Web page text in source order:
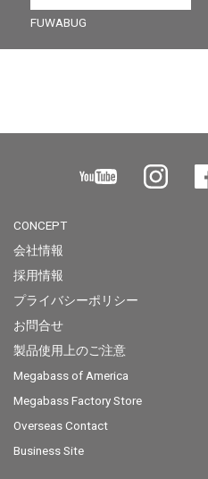
FUWABUG
CONCEPT
会社情報
採用情報
プライバシーポリシー
お問合せ
製品使用上のご注意
Megabass of America
Megabass Factory Store
Overseas Contact
Business Site